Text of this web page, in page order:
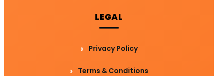
LEGAL
Privacy Policy
Terms & Conditions